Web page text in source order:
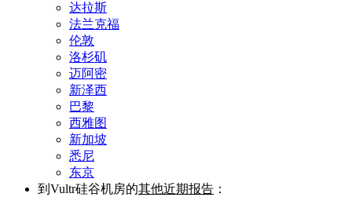
达拉斯
法兰克福
伦敦
洛杉矶
迈阿密
新泽西
巴黎
西雅图
新加坡
悉尼
东京
到Vultr硅谷机房的其他近期报告 ：